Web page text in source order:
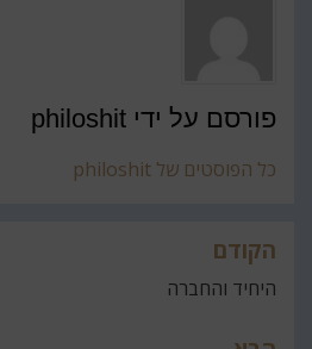
פורסם על ידי philoshit
כל הפוסטים של philoshit
ניווט
הקודם
היחיד והחברה